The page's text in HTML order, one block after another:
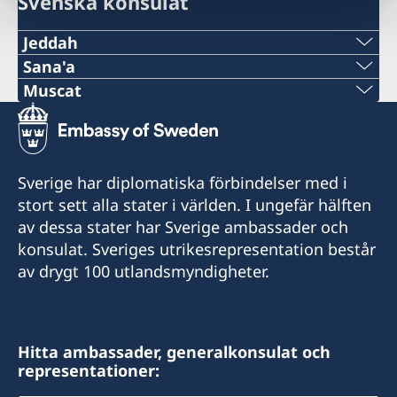
Jeddah
Telefon
+966 2 6069005 ext. 219
E-post
HonoraryConsul@alsulaimangroup.com
Fax
+966 2 60 69 007
Al-Sulaiman Business Center
8:th Floor
Sana'a
Telefon
+967 1 20 74 70
+967 1 20 74 71
E-post
consular@elaghil.com
+967 1 21 33 80
Muscat
Telefon
+968-24560971
E-post:
info@hcswedenoman.com
Epost:
E-post:
Sverige har diplomatiska förbindelser med i
stort sett alla stater i världen. I ungefär hälften
av dessa stater har Sverige ambassader och
konsulat. Sveriges utrikesrepresentation består
av drygt 100 utlandsmyndigheter.
Hitta ambassader, generalkonsulat och
representationer: